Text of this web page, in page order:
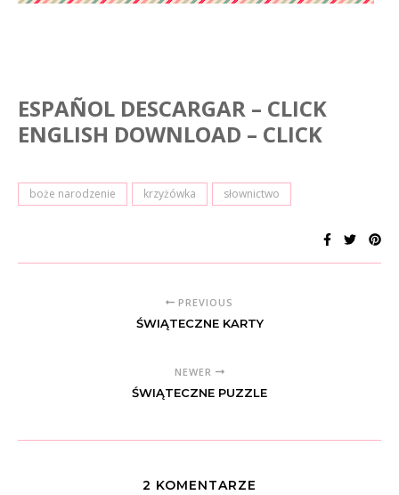
ESPAÑOL DESCARGAR – CLICK
ENGLISH DOWNLOAD – CLICK
boże narodzenie krzyżówka słownictwo
PREVIOUS
ŚWIĄTECZNE KARTY
NEWER
ŚWIĄTECZNE PUZZLE
2 KOMENTARZE